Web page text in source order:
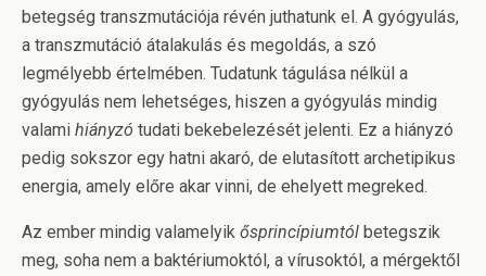
betegség transzmutációja révén juthatunk el. A gyógyulás,
a transzmutáció átalakulás és megoldás, a szó
legmélyebb értelmében. Tudatunk tágulása nélkül a
gyógyulás nem lehetséges, hiszen a gyógyulás mindig
valami hiányzó tudati bekebelezését jelenti. Ez a hiányzó
pedig sokszor egy hatni akaró, de elutasított archetipikus
energia, amely előre akar vinni, de ehelyett megreked.
Az ember mindig valamelyik ősprincípiumtól betegszik
meg, soha nem a baktériumoktól, a vírusoktól, a mérgektől